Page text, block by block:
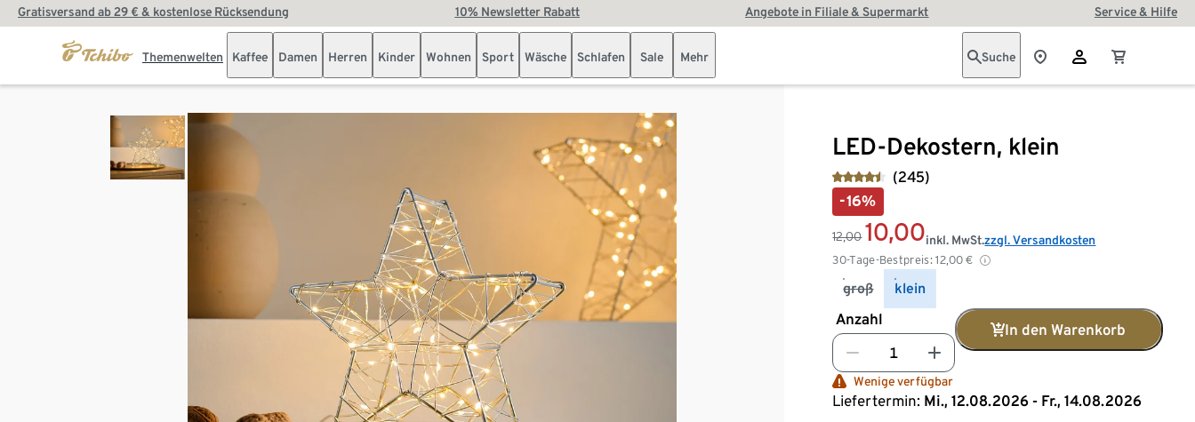
Gratisversand ab 29 € & kostenlose Rücksendung 10% Newsletter Rabatt Angebote in Filiale & Supermarkt Service & Hilfe
Themenwelten Kaffee Damen Herren Kinder Wohnen Sport Wäsche Schlafen Sale Mehr Suche
LED-Dekostern, klein
(245)
-16%
12,00 10,00
30-Tage-Bestpreis: 12,00 €
inkl. MwSt.zzgl. Versandkosten
groß klein
Anzahl
In den Warenkorb
Wenige verfügbar
Liefertermin: Mi., 12.08.2026 - Fr., 14.08.2026